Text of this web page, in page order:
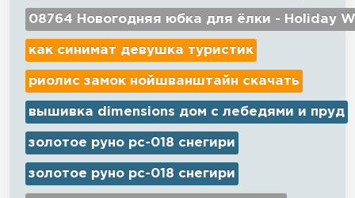
08764 Новогодняя юбка для ёлки - Holiday
как синимат девушка туристик
риолис замок нойшванштайн скачать
вышивка dimensions дом с лебедями и пруд
золотое руно рс-018 снегири
золотое руно рс-018 снегири